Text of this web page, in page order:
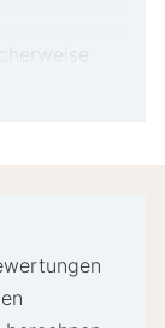
verlangt.